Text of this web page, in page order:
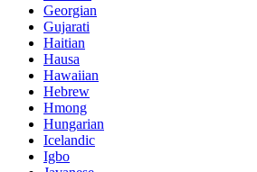
Georgian
Gujarati
Haitian
Hausa
Hawaiian
Hebrew
Hmong
Hungarian
Icelandic
Igbo